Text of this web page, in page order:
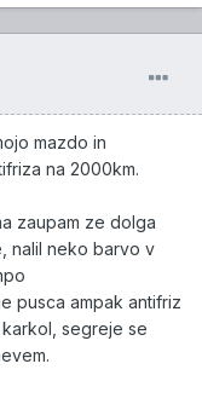
mazdo in
na 2000km.
zaupam ze dolga
nalil neko barvo v
pusca ampak antifriz
segreje se